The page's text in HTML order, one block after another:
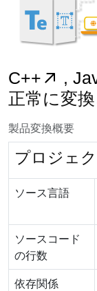
C++ ,
正常に変
製品変換概要
プロジェ
ソース言語
ソースコード
の行数
依存関係